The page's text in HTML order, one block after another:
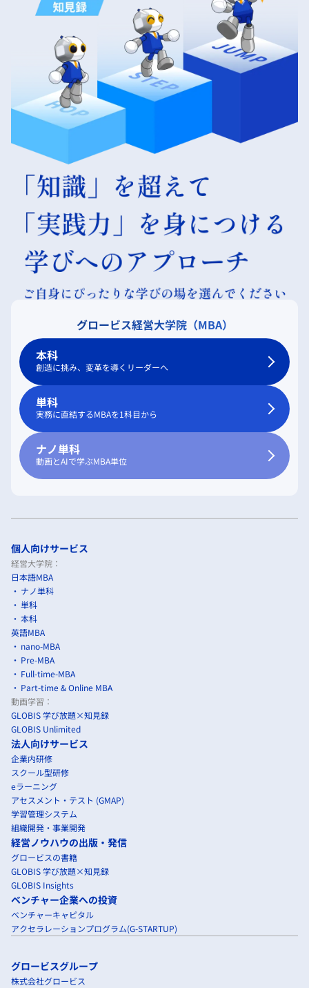
グロービス経営大学院（MBA）
本科
創造に挑み、変革を導くリーダーへ
単科
実務に直結するMBAを1科目から
ナノ単科
動画とAIで学ぶMBA単位
個人向けサービス
経営大学院：
日本語MBA
ナノ単科
単科
本科
英語MBA
nano-MBA
Pre-MBA
Full-time-MBA
Part-time & Online MBA
動画学習：
GLOBIS 学び放題×知見録
GLOBIS Unlimited
法人向けサービス
企業内研修
スクール型研修
eラーニング
アセスメント・テスト (GMAP)
学習管理システム
組織開発・事業開発
経営ノウハウの出版・発信
グロービスの書籍
GLOBIS 学び放題×知見録
GLOBIS Insights
ベンチャー企業への投資
ベンチャーキャピタル
アクセラレーションプログラム(G-STARTUP)
グロービスグループ
株式会社グロービス